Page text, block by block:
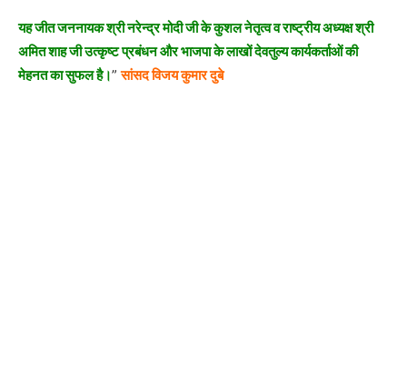
यह जीत जननायक श्री नरेन्द्र मोदी जी के कुशल नेतृत्व व राष्ट्रीय अध्यक्ष श्री
अमित शाह जी उत्कृष्ट प्रबंधन और भाजपा के लाखों देवतुल्य कार्यकर्ताओं की
मेहनत का सुफल है।”सांसद विजय कुमार दुबे